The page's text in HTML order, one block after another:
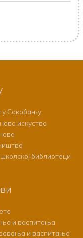
у Сокобању
искуства
библиотеци
и васпитања
и васпитања